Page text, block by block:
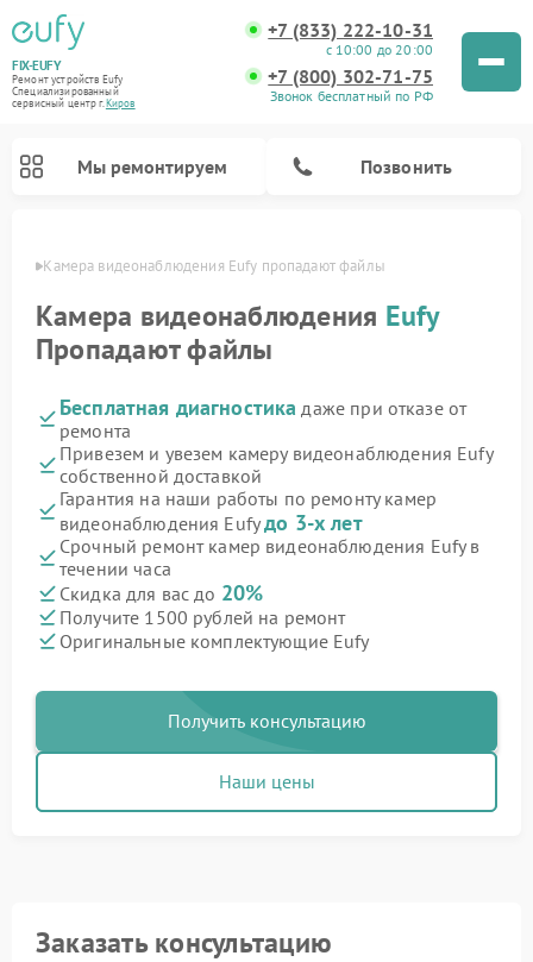
FIX-EUFY
Ремонт устройств Eufy
Специализированный
cервисный центр г.Киров
+7 (833) 222-10-31
с 10:00 до 20:00
+7 (800) 302-71-75
Звонок бесплатный по РФ
Мы ремонтируем Позвонить
Камера видеонаблюдения Eufy пропадают файлы
Камера видеонаблюдения Eufy
Пропадают файлы
Бесплатная диагностика даже при отказе от
ремонта
Привезем и увезем камеру видеонаблюдения Eufy
собственной доставкой
Гарантия на наши работы по ремонту камер
видеонаблюдения Eufyдо 3-х лет
Срочный ремонт камер видеонаблюдения Eufy в
течении часа
Скидка для вас до 20%
Получите 1500 рублей на ремонт
Оригинальные комплектующие Eufy
Получить консультацию
Наши цены
Заказать консультацию